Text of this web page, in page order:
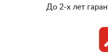
До 2-х лет